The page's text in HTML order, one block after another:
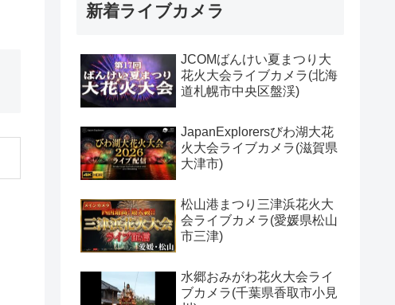
新着ライブカメラ
JCOMばんけい夏まつり大
花火大会ライブカメラ(北海
道札幌市中央区盤渓)
JapanExplorersびわ湖大花
火大会ライブカメラ(滋賀県
大津市)
松山港まつり三津浜花火大
会ライブカメラ(愛媛県松山
市三津)
水郷おみがわ花火大会ライ
ブカメラ(千葉県香取市小見